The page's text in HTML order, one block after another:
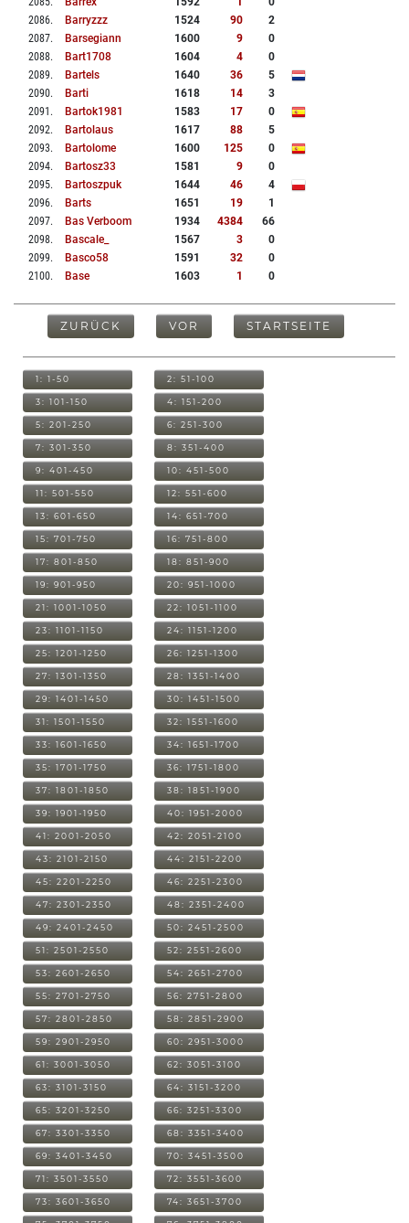
2086. Barryzzz 1524 90
2
2087. Barsegiann 1600 9
0
2088. Bart1708 1604 4
0
2089. Bartels 1640 36
5
2090. Barti 1618 14
3
2091 . Bartok1981 1583 17
0
2092. Bartolaus 1617 88
5
2093. Bartolome 1600 125
0
2094. Bartosz33 1581 9
0
2095. Bartoszpuk 1644 46
4
2096. Barts 1651 19
1
2097. Bas Verboom 1934 4384
66
2098. Bascale_ 1567 3
0
2099. Basco58 1591 32
0
2100. Base 1603 1 0
ZURÜCK VOR STARTSEITE
1: 1-50 2: 51-100
3: 101-150 4: 151-200
5: 201-250 6: 251-300
7: 301-350 8: 351-400
9: 401-450 10: 451-500
11: 501-550 12: 551-600
13: 601-650 14: 651-700
15: 701-750 16: 751-800
17: 801-850 18: 851-900
19: 901-950 20: 951-1000
21: 1001-1050 22: 1051-1100
23: 1101-1150 24: 1151-1200
25: 1201-1250 26: 1251-1300
27: 1301-1350 28: 1351-1400
29: 1401-1450 30: 1451-1500
31: 1501-1550 32: 1551-1600
33: 1601-1650 34: 1651-1700
35: 1701-1750 36: 1751-1800
37: 1801-1850 38: 1851-1900
39: 1901-1950 40: 1951-2000
41: 2001-2050 42: 2051-2100
43: 2101-2150 44: 2151-2200
45: 2201-2250 46: 2251-2300
47: 2301-2350 48: 2351-2400
49: 2401-2450 50: 2451-2500
51: 2501-2550 52: 2551-2600
53: 2601-2650 54: 2651-2700
55: 2701-2750 56: 2751-2800
57: 2801-2850 58: 2851-2900
59: 2901-2950 60: 2951-3000
61: 3001-3050 62: 3051-3100
63: 3101-3150 64: 3151-3200
65: 3201-3250 66: 3251-3300
67: 3301-3350 68: 3351-3400
69: 3401-3450 70: 3451-3500
71: 3501-3550 72: 3551-3600
73: 3601-3650 74: 3651-3700